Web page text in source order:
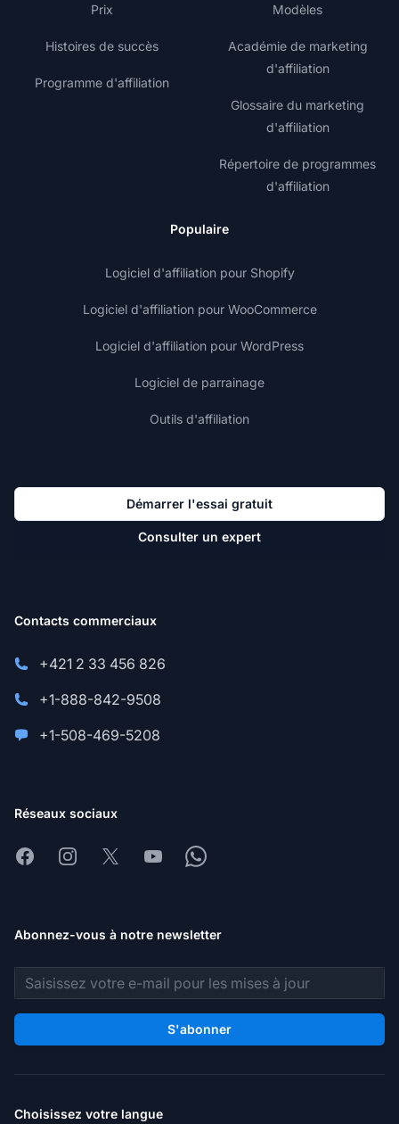
Prix
Histoires de succès
Programme d'affiliation
Modèles
Académie de marketing
d'affiliation
Glossaire du marketing
d'affiliation
Répertoire de programmes
d'affiliation
Populaire
Logiciel d'affiliation pour Shopify
Logiciel d'affiliation pour WooCommerce
Logiciel d'affiliation pour WordPress
Logiciel de parrainage
Outils d'affiliation
Démarrer l'essai gratuit
Consulter un expert
Contacts commerciaux
+421 2 33 456 826
+1-888-842-9508
+1-508-469-5208
Réseaux sociaux
FacebookInstagram
X YoutubeWhatsapp
Abonnez-vous à notre newsletter
Adresse e-mail
S'abonner
Choisissez votre langue